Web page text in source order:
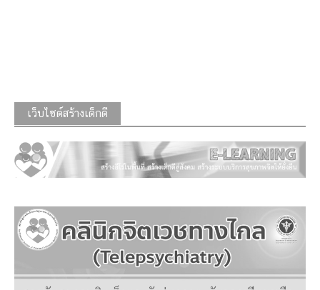
เว็บไซต์สร้างเด็กดี